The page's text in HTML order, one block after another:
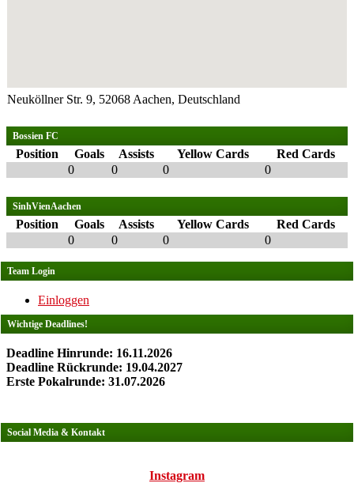
Neuköllner Str. 9, 52068 Aachen, Deutschland
Bossien FC
Position Goals Assists Yellow Cards
Red Cards
0
0 0 0
SinhVienAachen
Position Goals Assists Yellow Cards
Red Cards
0
0 0 0
Team Login
Einloggen
Wichtige Deadlines!
Deadline Hinrunde: 16.11.2026
Deadline Rückrunde: 19.04.2027
Erste Pokalrunde: 31.07.2026
Social Media & Kontakt
Instagram